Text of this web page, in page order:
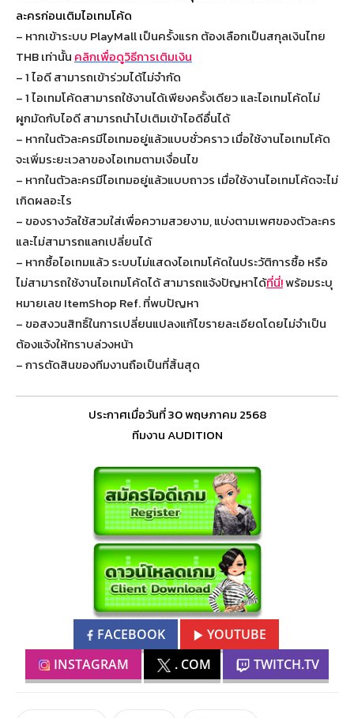
ละครก่อนเติมไอเทมโค้ด
– หากเข้าระบบ PlayMall เป็นครั้งแรก ต้องเลือกเป็นสกุลเงินไทย
THB เท่านั้น คลิกเพื่อดูวิธีการเติมเงิน
– 1 ไอดี สามารถเข้าร่วมได้ไม่จำกัด
– 1 ไอเทมโค้ดสามารถใช้งานได้เพียงครั้งเดียว และไอเทมโค้ดไม่
ผูกมัดกับไอดี สามารถนำไปเติมเข้าไอดีอื่นได้
– หากในตัวละครมีไอเทมอยู่แล้วแบบชั่วคราว เมื่อใช้งานไอเทมโค้ด
จะเพิ่มระยะเวลาของไอเทมตามเงื่อนไข
– หากในตัวละครมีไอเทมอยู่แล้วแบบถาวร เมื่อใช้งานไอเทมโค้ดจะไม่
เกิดผลอะไร
– ของรางวัลใช้สวมใส่เพื่อความสวยงาม, แบ่งตามเพศของตัวละคร
และไม่สามารถแลกเปลี่ยนได้
– หากซื้อไอเทมแล้ว ระบบไม่แสดงไอเทมโค้ดในประวัติการซื้อ หรือ
ไม่สามารถใช้งานไอเทมโค้ดได้ สามารถแจ้งปัญหาได้ที่นี่!พร้อมระบุ
หมายเลข ItemShop Ref. ที่พบปัญหา
– ขอสงวนสิทธิ์ในการเปลี่ยนแปลงแก้ไขรายละเอียดโดยไม่จำเป็น
ต้องแจ้งให้ทราบล่วงหน้า
– การตัดสินของทีมงานถือเป็นที่สิ้นสุด
ประกาศเมื่อวันที่ 30 พฤษภาคม 2568
ทีมงาน AUDITION
FACEBOOK
YOUTUBE
INSTAGRAM
. COM TWITCH.TV